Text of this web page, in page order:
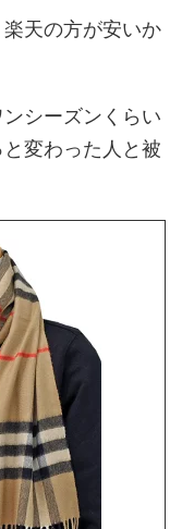
天の方が安いか
シーズンくらい
変わった人と被